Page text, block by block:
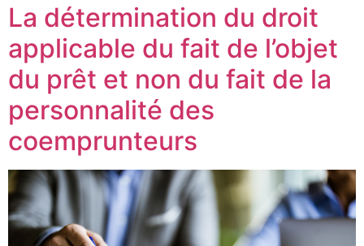
La détermination du droit
applicable du fait de l’objet
du prêt et non du fait de la
personnalité des
coemprunteurs